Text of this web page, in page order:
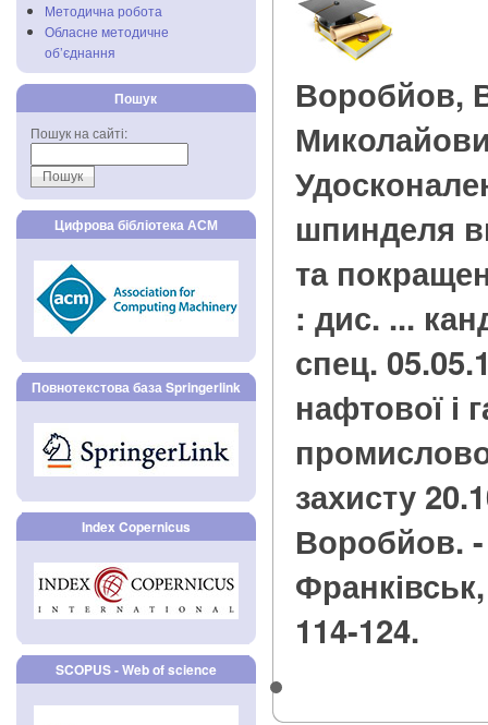
Методична робота
Обласне методичне
об’єднання
Пошук
Пошук на сайті:
Цифрова бібліотека АСМ
Повнотекстова база Springerlink
Index Copernicus
SCOPUS - Web of science
Воробйов,
шпинделя
та
: дис. ...
спец.
нафтової і
захисту
Воробйов. -
114-124.